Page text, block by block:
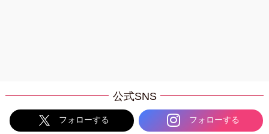
公式SNS
フォローする フォローする